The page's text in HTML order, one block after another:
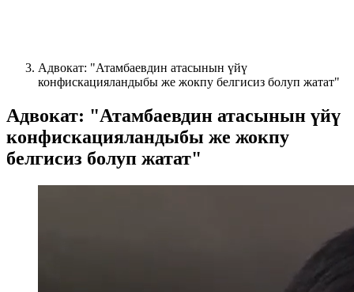
Адвокат: "Атамбаевдин атасынын үйү
конфискацияландыбы же жокпу белгисиз болуп жатат"
Адвокат: "Атамбаевдин атасынын үйү
конфискацияландыбы же жокпу
белгисиз болуп жатат"